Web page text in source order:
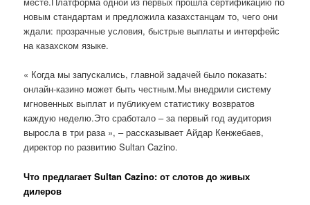
новым стандартам и предложила казахстанцам то, чего они
ждали: прозрачные условия, быстрые выплаты и интерфейс
на казахском языке.
« Когда мы запускались, главной задачей было показать:
онлайн-казино может быть честным.Мы внедрили систему
мгновенных выплат и публикуем статистику возвратов
каждую неделю.Это сработало – за первый год аудитория
выросла в три раза », – рассказывает Айдар Кенжебаев,
директор по развитию Sultan Cazino.
Что предлагает Sultan Cazino: от слотов до живых
дилеров